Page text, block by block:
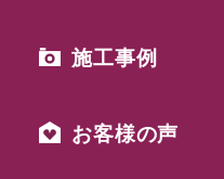
施工事例
お客様の声